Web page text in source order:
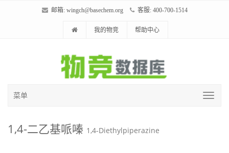
邮箱: wingch@basechem.org 客服: 400-700-1514
我的物竞 帮助中心
菜单
1,4-二乙基哌嗪 1,4-Diethylpiperazine